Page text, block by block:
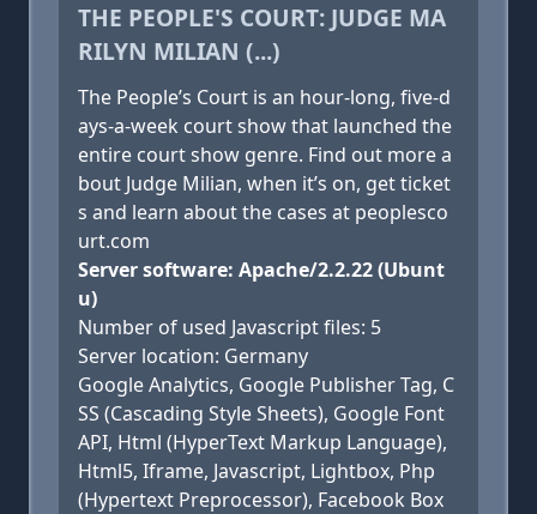
THE PEOPLE'S COURT: JUDGE MA
RILYN MILIAN (...)
The People’s Court is an hour-long, five-d
ays-a-week court show that launched the
entire court show genre. Find out more a
bout Judge Milian, when it’s on, get ticket
s and learn about the cases at peoplesco
urt.com
Server software: Apache/2.2.22 (Ubunt
u)
Number of used Javascript files: 5
Server location: Germany
Google Analytics, Google Publisher Tag, C
SS (Cascading Style Sheets), Google Font
API, Html (HyperText Markup Language),
Html5, Iframe, Javascript, Lightbox, Php
(Hypertext Preprocessor), Facebook Box